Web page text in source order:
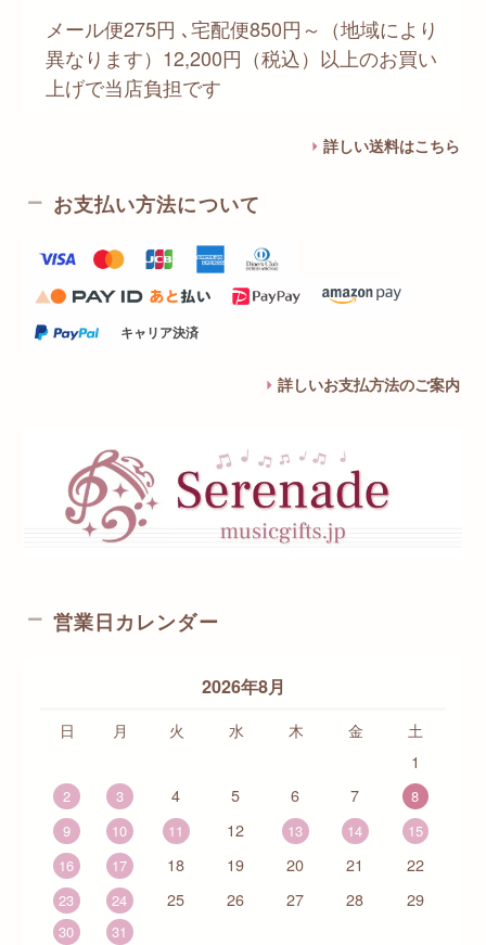
メール便275円 ､宅配便850円～（地域により
異なります）12,200円（税込）以上のお買い
上げで当店負担です
詳しい送料はこちら
お支払い方法について
キャリア決済
詳しいお支払方法のご案内
営業日カレンダー
2026年8月
日 月 火 水 木 金
土
1
2 3 4 5 6 7
8
9
10 11 12 13 14
15
16
17 18 19 20 21 22
23 24 25 26 27 28 29
30 31